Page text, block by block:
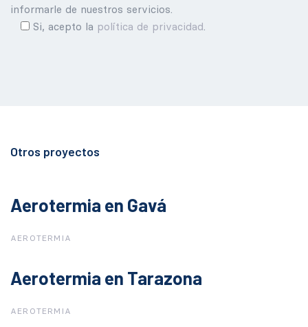
informarle de nuestros servicios.
Si, acepto la política de privacidad.
Otros proyectos
Aerotermia en Gavá
Aerotermia en Gavá
AEROTERMIA
Aerotermia en Tarazona
Aerotermia en Tarazona
AEROTERMIA